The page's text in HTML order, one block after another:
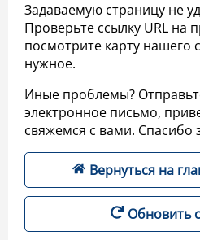
Задаваемую страницу не
Проверьте ссылку URL на
посмотрите карту нашего
нужное.
Иные проблемы?
электронное письмо,
свяжемся с вами. Спасибо
Вернуться на
Обновить